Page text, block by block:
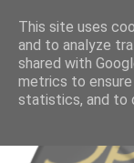
This site uses
and to analyze
shared with
metrics to
statistics, and to